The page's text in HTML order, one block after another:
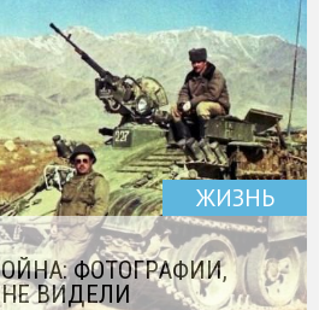
ЖИЗНЬ
ФОТОГРАФИИ,
ВИДЕЛИ